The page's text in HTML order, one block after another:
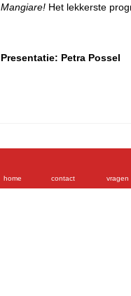
Mangiare! Het lekkerste
Presentatie: Petra Possel
home contact vragen